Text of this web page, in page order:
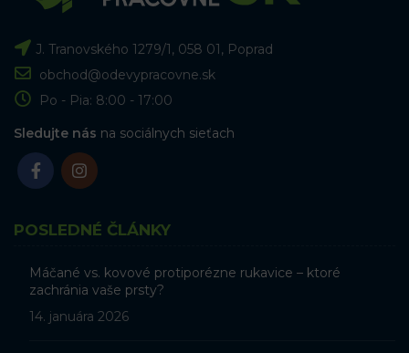
J. Tranovského 1279/1, 058 01, Poprad
obchod@odevypracovne.sk
Po - Pia: 8:00 - 17:00
Sledujte nás na sociálnych sieťach
POSLEDNÉ ČLÁNKY
Máčané vs. kovové protiporézne rukavice – ktoré
zachránia vaše prsty?
14. januára 2026